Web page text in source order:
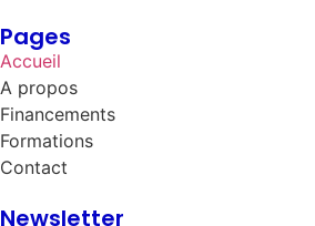
Pages
Accueil
A propos
Financements
Formations
Contact
Newsletter